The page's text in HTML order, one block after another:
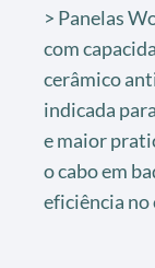
> Panelas
com
cerâmico
indicada
e maior
o cabo em
eficiência no